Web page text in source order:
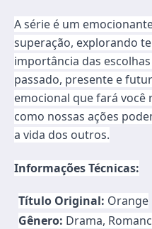
A série é um
superação, explorando
importância das
passado, presente e
emocional que fará
como nossas ações
a vida dos outros.
Informações Técnicas:
Título Original: Orange
Gênero: Drama,